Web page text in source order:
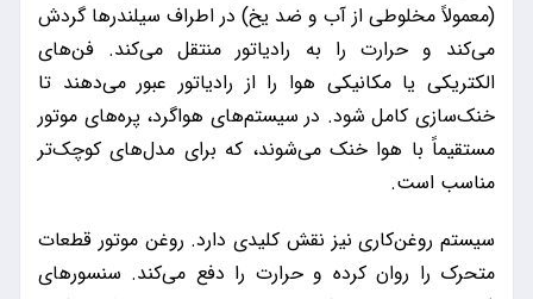
(معمولاً مخلوطی از آب و ضد یخ) در اطراف سیلندرها گردش
می‌کند و حرارت را به رادیاتور منتقل می‌کند. فن‌های
الکتریکی یا مکانیکی هوا را از رادیاتور عبور می‌دهند تا
خنک‌سازی کامل شود. در سیستم‌های هواگرد، پره‌های موتور
مستقیماً با هوا خنک می‌شوند، که برای مدل‌های کوچک‌تر
مناسب است.
سیستم روغن‌کاری نیز نقش کلیدی دارد. روغن موتور قطعات
متحرک را روان کرده و حرارت را دفع می‌کند. سنسورهای